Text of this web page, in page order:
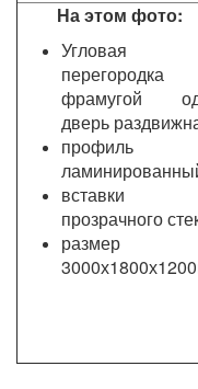
На этом фото:
Угловая
фрамугой
дверь
профиль
вставки
прозрачного
размер